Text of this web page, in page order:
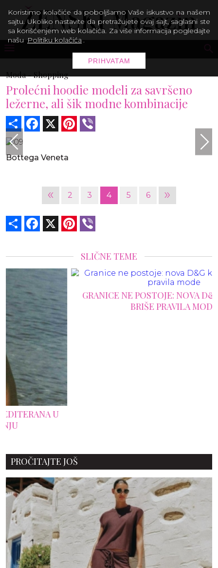
Moda -Shopping
Prolećni hoodie modeli za savršeno
ležerne, ali šik modne kombinacije
Share Facebook Pinterest
Bottega Veneta
« 2 3 4 5 6 »
Share Facebook Pinterest
SLIČNE TEME
GRANICE NE POSTOJE: NOVA D&G KAMPANJA
BRIŠE PRAVILA MODE
PROČITAJTE JOŠ
Koristimo kolačiće da poboljšamo Vaše iskustvo na našem
sajtu. Ukoliko nastavite da pretražujete ovaj sajt, saglasni ste
sa korišćenjem web kolačića. Za više informacija pogledajte
našu Politiku kolačića .
PRIHVATAM